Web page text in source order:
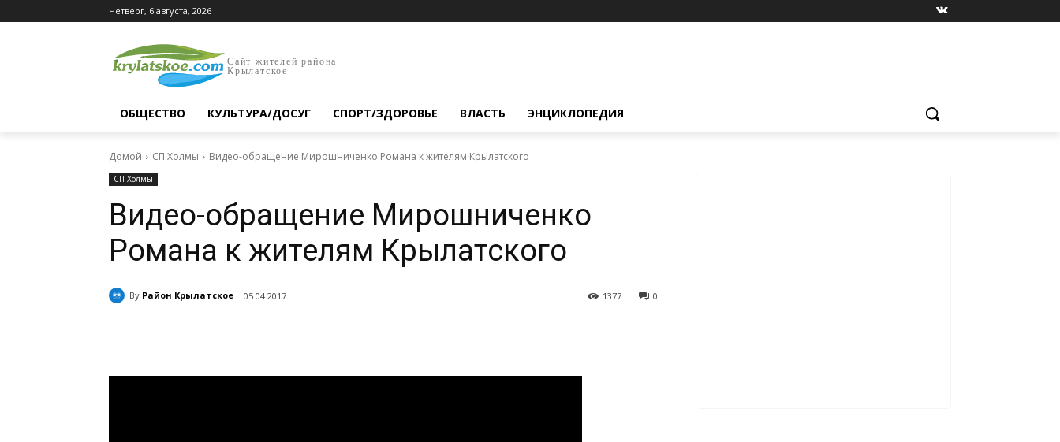
Четверг, 6 августа, 2026
Сайт жителей района
Крылатское
ОБЩЕСТВО КУЛЬТУРА/ДОСУГ СПОРТ/ЗДОРОВЬЕ ВЛАСТЬ ЭНЦИКЛОПЕДИЯ
Домой СП Холмы Видео-обращение Мирошниченко Романа к жителям Крылатского
СП Холмы
Видео-обращение Мирошниченко
Романа к жителям Крылатского
By Район Крылатское 05.04.2017 0
1377